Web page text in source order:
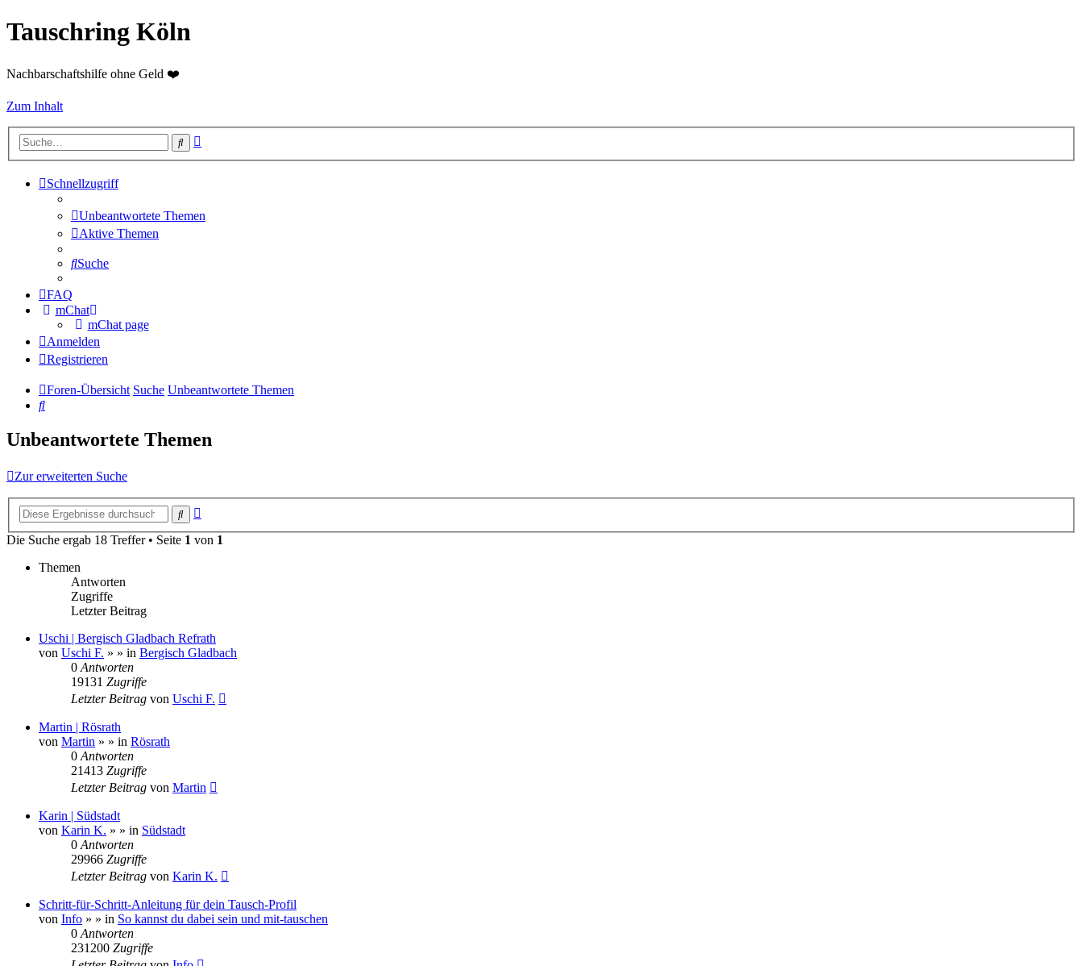
Tauschring Köln
Nachbarschaftshilfe ohne Geld ❤️
Zum Inhalt
Suche
Schnellzugriff
Unbeantwortete Themen
Aktive Themen
Suche
FAQ
mChat
mChat page
Anmelden
Registrieren
Foren-Übersicht Suche Unbeantwortete Themen
Suche
Unbeantwortete Themen
Zur erweiterten Suche
Suche
Die Suche ergab 18 Treffer • Seite 1 von 1
Themen
Antworten
Zugriffe
Letzter Beitrag
Uschi | Bergisch Gladbach Refrath
von Uschi F. » » in Bergisch Gladbach
0 Antworten
19131 Zugriffe
Letzter Beitrag von Uschi F.
Martin | Rösrath
von Martin » » in Rösrath
0 Antworten
21413 Zugriffe
Letzter Beitrag von Martin
Karin | Südstadt
von Karin K. » » in Südstadt
0 Antworten
29966 Zugriffe
Letzter Beitrag von Karin K.
Schritt-für-Schritt-Anleitung für dein Tausch-Profil
von Info » » in So kannst du dabei sein und mit-tauschen
0 Antworten
231200 Zugriffe